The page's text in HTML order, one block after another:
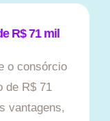
R$ 71 mil
o consórcio
de R$ 71
vantagens,